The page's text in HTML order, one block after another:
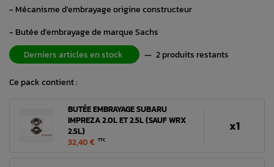
- Mécanisme d'embrayage origine constructeur
- Butée d'embrayage de marque Sachs
Derniers articles en stock
— 2 produits restants
Ce pack contient :
BUTÉE EMBRAYAGE SUBARU
IMPREZA 2.0L ET 2.5L (SAUF WRX
2.5L)
32,40 € TTC
x1